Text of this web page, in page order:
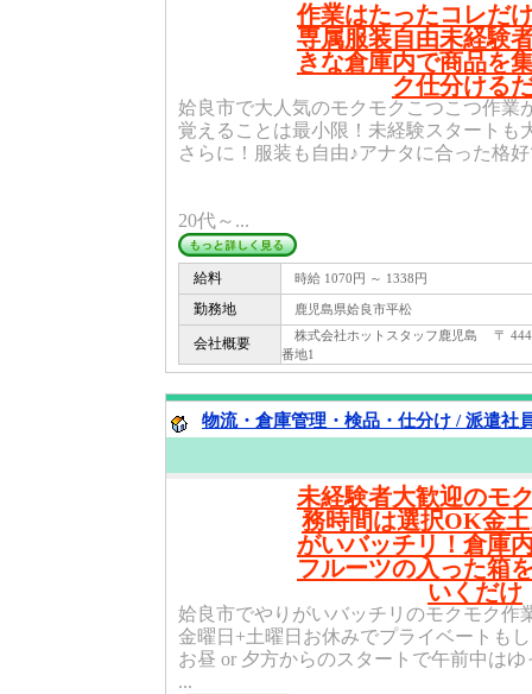
作業はたったコレだ
専属服装自由未経験
きな倉庫内で商品を
ク仕分ける
姶良市で大人気のモクモクこつこつ作業
覚えることは最小限！未経験スタートも
さらに！服装も自由♪アナタに合った格
20代～...
給料 時給 1070円 ～ 1338円
勤務地 鹿児島県姶良市平松
会社概要
株式会社ホットスタッフ鹿児島 〒
番地1
物流・倉庫管理・検品・仕分け / 派遣社
未経験者大歓迎のモ
務時間は選択OK金
がいバッチリ！倉庫
フルーツの入った箱
いくだけ
姶良市でやりがいバッチリのモクモク作
金曜日+土曜日お休みでプライベートも
お昼 or 夕方からのスタートで午前中は
...